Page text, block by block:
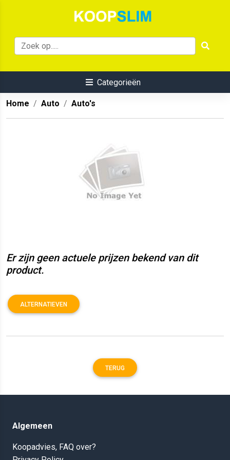
Categorieën
Home Auto Auto's
Er zijn geen actuele prijzen bekend van dit
product.
ALTERNATIEVEN
TERUG
Algemeen
Koopadvies, FAQ over?